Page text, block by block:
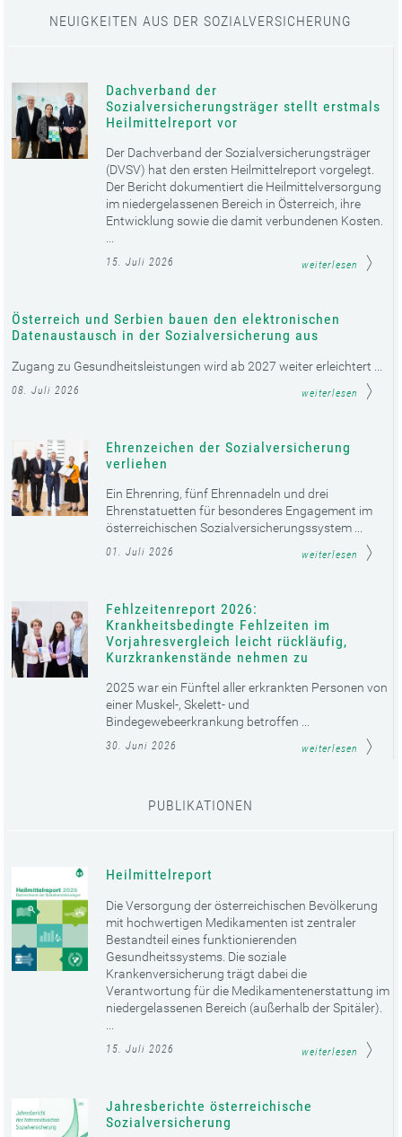
NEUIGKEITEN AUS DER SOZIALVERSICHERUNG
Dachverband der
Sozialversicherungsträger stellt erstmals
Heilmittelreport vor
Der Dachverband der Sozialversicherungsträger
(DVSV) hat den ersten Heilmittelreport vorgelegt.
Der Bericht dokumentiert die Heilmittelversorgung
im niedergelassenen Bereich in Österreich, ihre
Entwicklung sowie die damit verbundenen Kosten.
15. Juli 2026 weiterlesen
Österreich und Serbien bauen den elektronischen
Datenaustausch in der Sozialversicherung aus
Zugang zu Gesundheitsleistungen wird ab 2027 weiter erleichtert ...
08. Juli 2026 weiterlesen
Ehrenzeichen der Sozialversicherung
verliehen
Ein Ehrenring, fünf Ehrennadeln und drei
Ehrenstatuetten für besonderes Engagement im
österreichischen Sozialversicherungssystem ...
01. Juli 2026 weiterlesen
Fehlzeitenreport 2026:
Krankheitsbedingte Fehlzeiten im
Vorjahresvergleich leicht rückläufig,
Kurzkrankenstände nehmen zu
2025 war ein Fünftel aller erkrankten Personen von
einer Muskel-, Skelett- und
Bindegewebeerkrankung betroffen ...
30. Juni 2026 weiterlesen
PUBLIKATIONEN
Heilmittelreport
Die Versorgung der österreichischen Bevölkerung
mit hochwertigen Medikamenten ist zentraler
Bestandteil eines funktionierenden
Gesundheitssystems. Die soziale
Krankenversicherung trägt dabei die
Verantwortung für die Medikamentenerstattung im
niedergelassenen Bereich (außerhalb der Spitäler).
15. Juli 2026 weiterlesen
Jahresberichte österreichische
Sozialversicherung